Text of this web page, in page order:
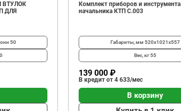
ВТУЛОК
ДЛЯ
50
Комплект приборов и инструмента
начальника КТП C.003
Габариты, мм 520х1021х557
Вес, кг55
139 000 ₽
В кредит от 4 633/мес
В корзину